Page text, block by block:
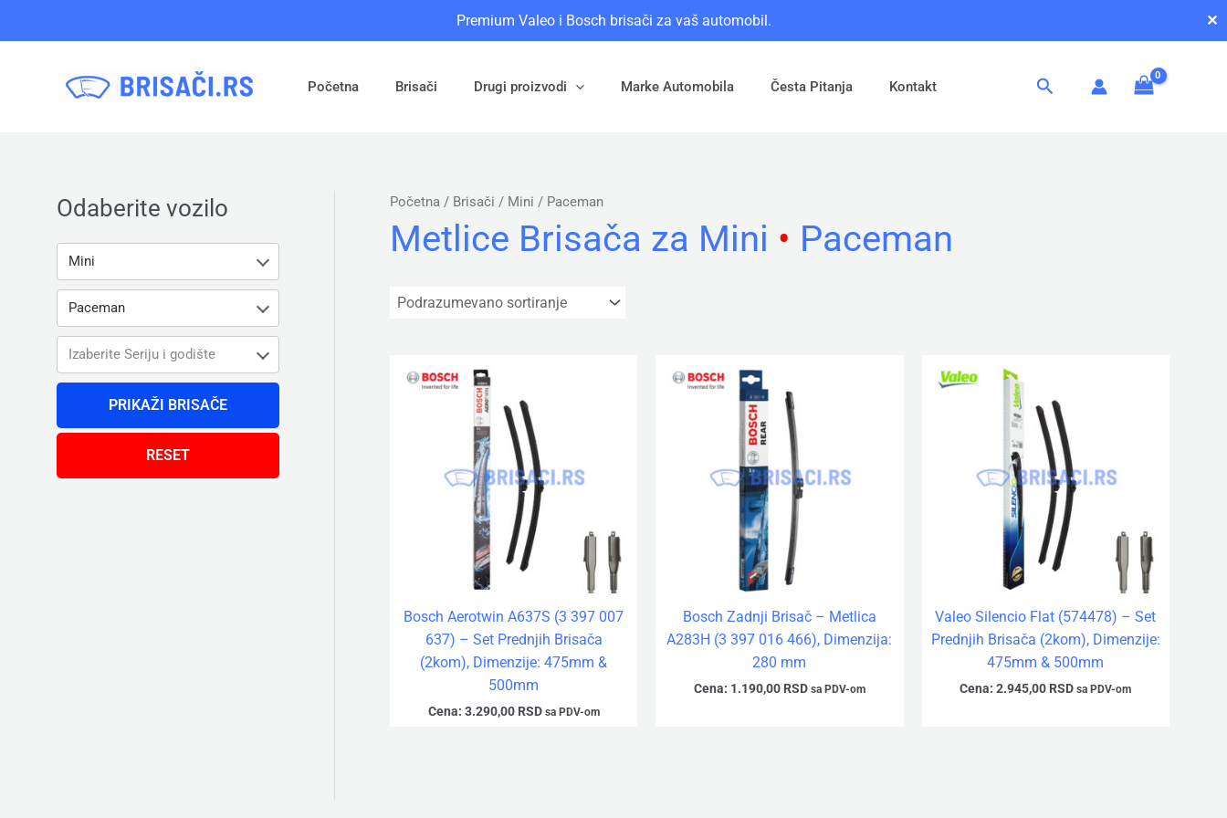
Premium Valeo i Bosch brisači za vaš automobil. ✕
Početna Brisači Drugi proizvodi Marke Automobila Česta Pitanja Kontakt Pretraga
Odaberite vozilo
Mini
Paceman
Izaberite Seriju i godište
Početna / Brisači / Mini / Paceman
Metlice Brisača za Mini • Paceman
Bosch Aerotwin A637S (3 397 007
637) – Set Prednjih Brisača
(2kom), Dimenzije: 475mm &
500mm
Cena: 3.290,00 RSD sa PDV-om
Bosch Zadnji Brisač – Metlica
A283H (3 397 016 466), Dimenzija:
280 mm
Cena: 1.190,00 RSD sa PDV-om
Valeo Silencio Flat (574478) – Set
Prednjih Brisača (2kom), Dimenzije:
475mm & 500mm
Cena: 2.945,00 RSD sa PDV-om